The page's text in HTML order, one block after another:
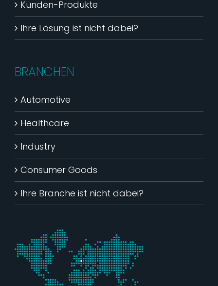
Kunden-Produkte
Ihre Lösung ist nicht dabei?
BRANCHEN
Automotive
Healthcare
Industry
Consumer Goods
Ihre Branche ist nicht dabei?